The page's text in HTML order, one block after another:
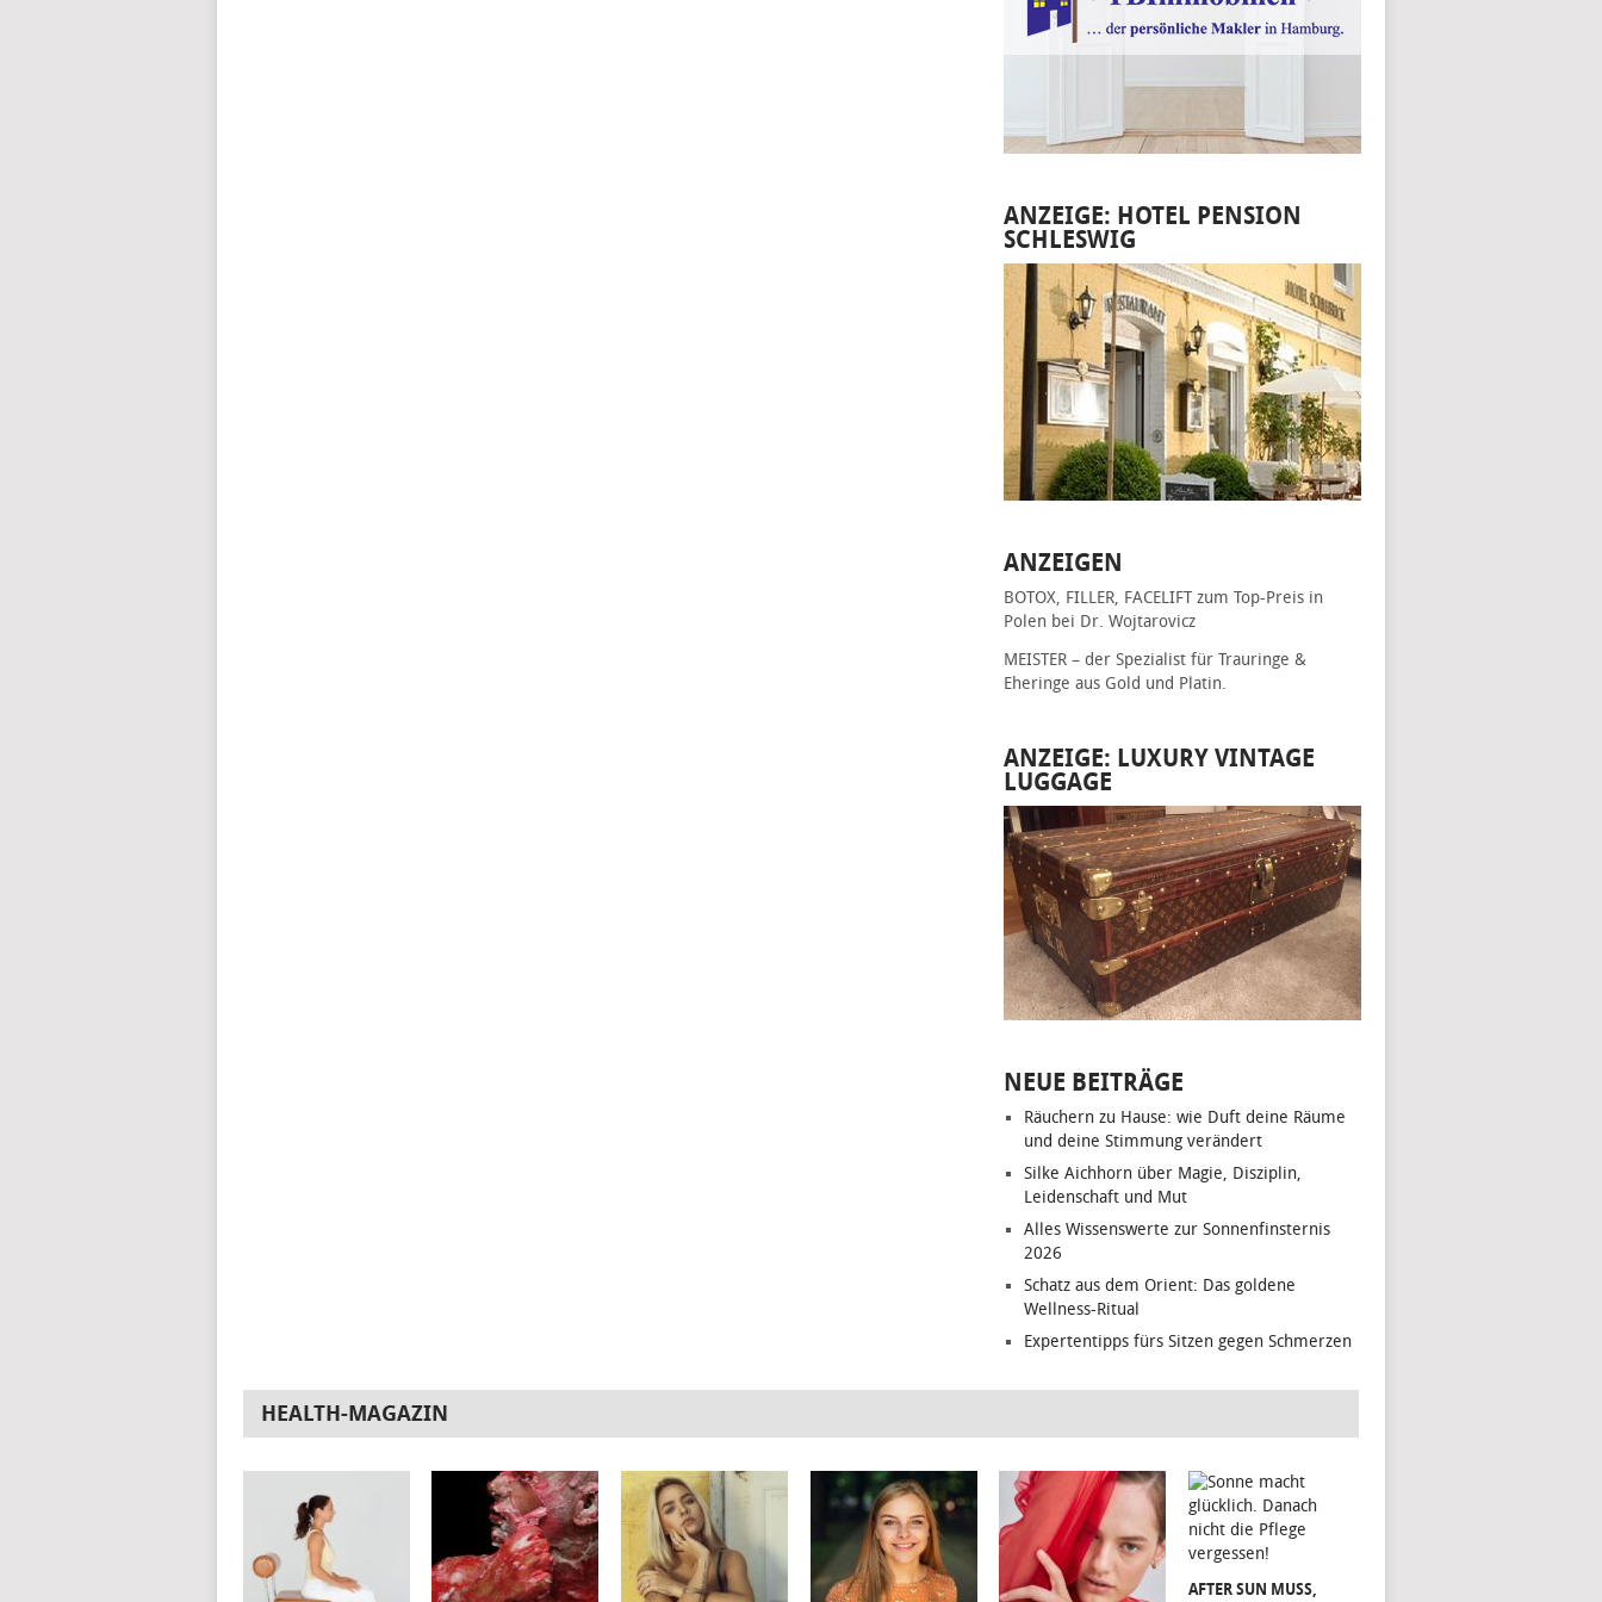
ANZEIGE: HOTEL PENSION
SCHLESWIG
ANZEIGEN
BOTOX, FILLER, FACELIFT zum Top-Preis in
Polen bei Dr. Wojtarovicz
MEISTER – der Spezialist für Trauringe &
Eheringe aus Gold und Platin.
ANZEIGE: LUXURY VINTAGE
LUGGAGE
NEUE BEITRÄGE
Räuchern zu Hause: wie Duft deine Räume
und deine Stimmung verändert
Silke Aichhorn über Magie, Disziplin,
Leidenschaft und Mut
Alles Wissenswerte zur Sonnenfinsternis
2026
Schatz aus dem Orient: Das goldene
Wellness-Ritual
Expertentipps fürs Sitzen gegen Schmerzen
HEALTH-MAGAZIN
AFTER SUN MUSS,